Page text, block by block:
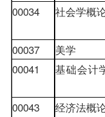
00034
社会学概
00037 美学
00041
基础会计
00043 经济法概